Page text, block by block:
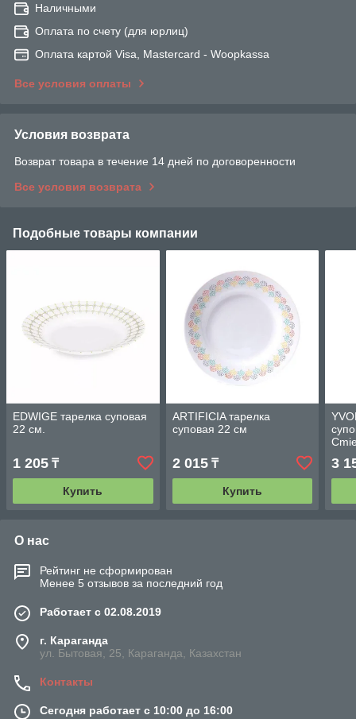
Наличными
Оплата по счету (для юрлиц)
Оплата картой Visa, Mastercard - Woopkassa
Все условия оплаты
Условия возврата
Возврат товара в течение 14 дней по договоренности
Все условия возврата
Подобные товары компании
EDWIGE тарелка суповая
22 см.
1 205 ₸
Купить
ARTIFICIA тарелка
суповая 22 см
2 015₸
Купить
3
О нас
Рейтинг не сформирован
Менее 5 отзывов за последний год
Работает с 02.08.2019
г. Караганда
ул. Бытовая, 25, Караганда, Казахстан
Контакты
Сегодня работает с 10:00 до 16:00